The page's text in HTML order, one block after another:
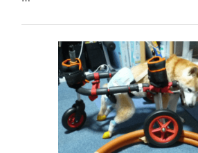
見たインスタのフォロワーさんよりはな工
らしいと紹介していただいたことがきっか
採寸や到着後の調整も何度もやり取りして
アンの体にぴったり合った車椅子で元気
少し走ってみたり…もう一緒に行けないと
た事はこの上ない幸せでした。
16歳を超え深夜徘徊のお付き合いで寝れ
ましたがお散歩に行った日は疲れてぐっす